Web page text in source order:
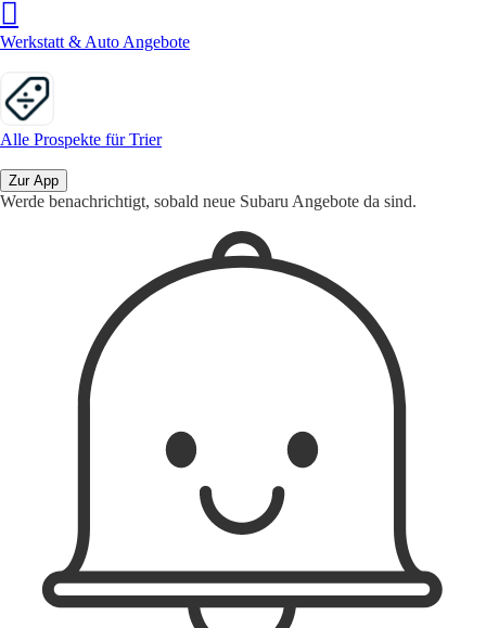
Werkstatt & Auto Angebote
Alle Prospekte für Trier
Zur App
Werde benachrichtigt, sobald neue Subaru Angebote da sind.